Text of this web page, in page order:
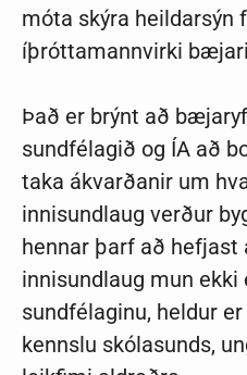
móta skýra
íþróttamannvirki
Það er brýnt að
sundfélagið og ÍA að
taka ákvarðanir um
innisundlaug verður
hennar þarf að
innisundlaug mun ekki
sundfélaginu, heldur
kennslu skólasunds,